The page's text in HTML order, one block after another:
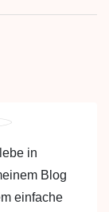
in
Blog
einfache